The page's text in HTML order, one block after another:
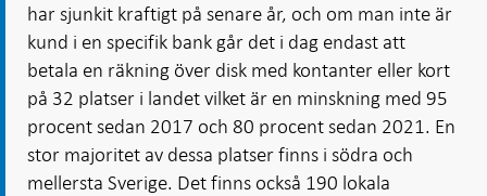
har sjunkit kraftigt på senare år, och om man inte är
kund i en specifik bank går det i dag endast att
betala en räkning över disk med kontanter eller kort
på 32 platser i landet vilket är en minskning med 95
procent sedan 2017 och 80 procent sedan 2021. En
stor majoritet av dessa platser finns i södra och
mellersta Sverige. Det finns också 190 lokala